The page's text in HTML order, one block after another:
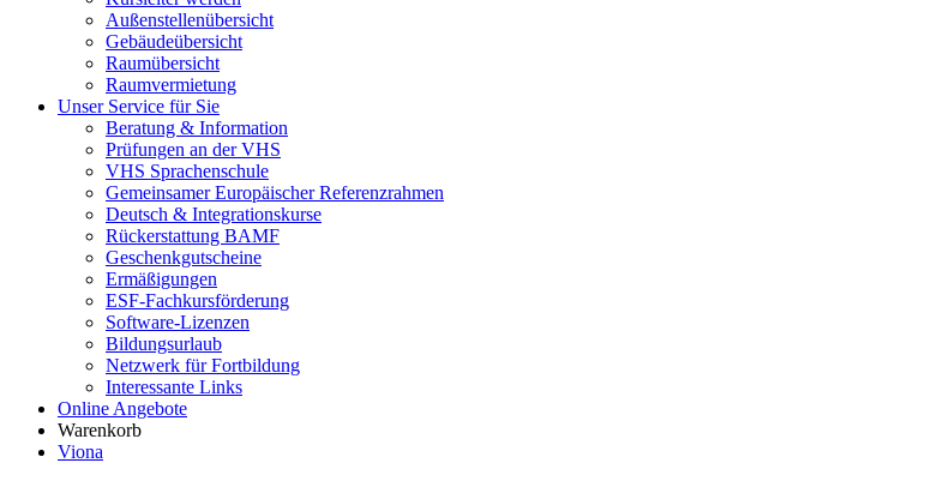
Außenstellenübersicht
Gebäudeübersicht
Raumübersicht
Raumvermietung
Unser Service für Sie
Beratung & Information
Prüfungen an der VHS
VHS Sprachenschule
Gemeinsamer Europäischer Referenzrahmen
Deutsch & Integrationskurse
Rückerstattung BAMF
Geschenkgutscheine
Ermäßigungen
ESF-Fachkursförderung
Software-Lizenzen
Bildungsurlaub
Netzwerk für Fortbildung
Interessante Links
Online Angebote
Warenkorb
Viona